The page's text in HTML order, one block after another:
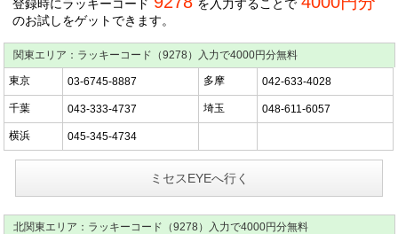
登録時にラッキーコード
を入力することで
のお試しをゲットできます。
関東エリア：ラッキーコード（9278）入力で4000円分無料
東京 03-6745-8887 多摩 042-633-4028
千葉 043-333-4737 埼玉 048-611-6057
横浜 045-345-4734
ミセスEYEへ行く
北関東エリア：ラッキーコード（9278）入力で4000円分無料